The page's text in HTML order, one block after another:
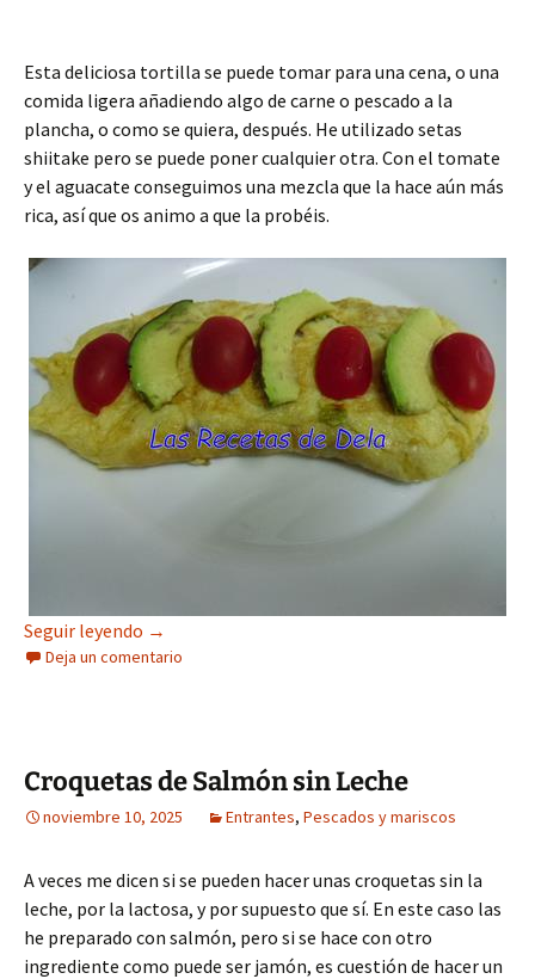
Esta deliciosa tortilla se puede tomar para una cena, o una
comida ligera añadiendo algo de carne o pescado a la
plancha, o como se quiera, después. He utilizado setas
shiitake pero se puede poner cualquier otra. Con el tomate
y el aguacate conseguimos una mezcla que la hace aún más
rica, así que os animo a que la probéis.
Seguir leyendo Tortilla de Ajetes y Setas
→
Deja un comentario
Croquetas de Salmón sin Leche
noviembre 10, 2025 Entrantes, Pescados y mariscos
A veces me dicen si se pueden hacer unas croquetas sin la
leche, por la lactosa, y por supuesto que sí. En este caso las
he preparado con salmón, pero si se hace con otro
ingrediente como puede ser jamón, es cuestión de hacer un